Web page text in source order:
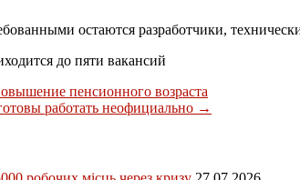
остаются разработчики,
до пяти вакансий
пенсионного возраста
работать неофициально →